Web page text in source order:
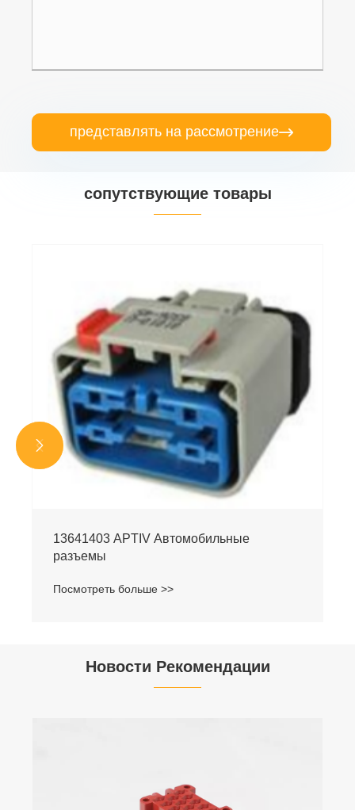
представлять на рассмотрение
сопутствующие товары
13641403 APTIV Автомобильные
разъемы
Посмотреть больше >>


Новости Рекомендации